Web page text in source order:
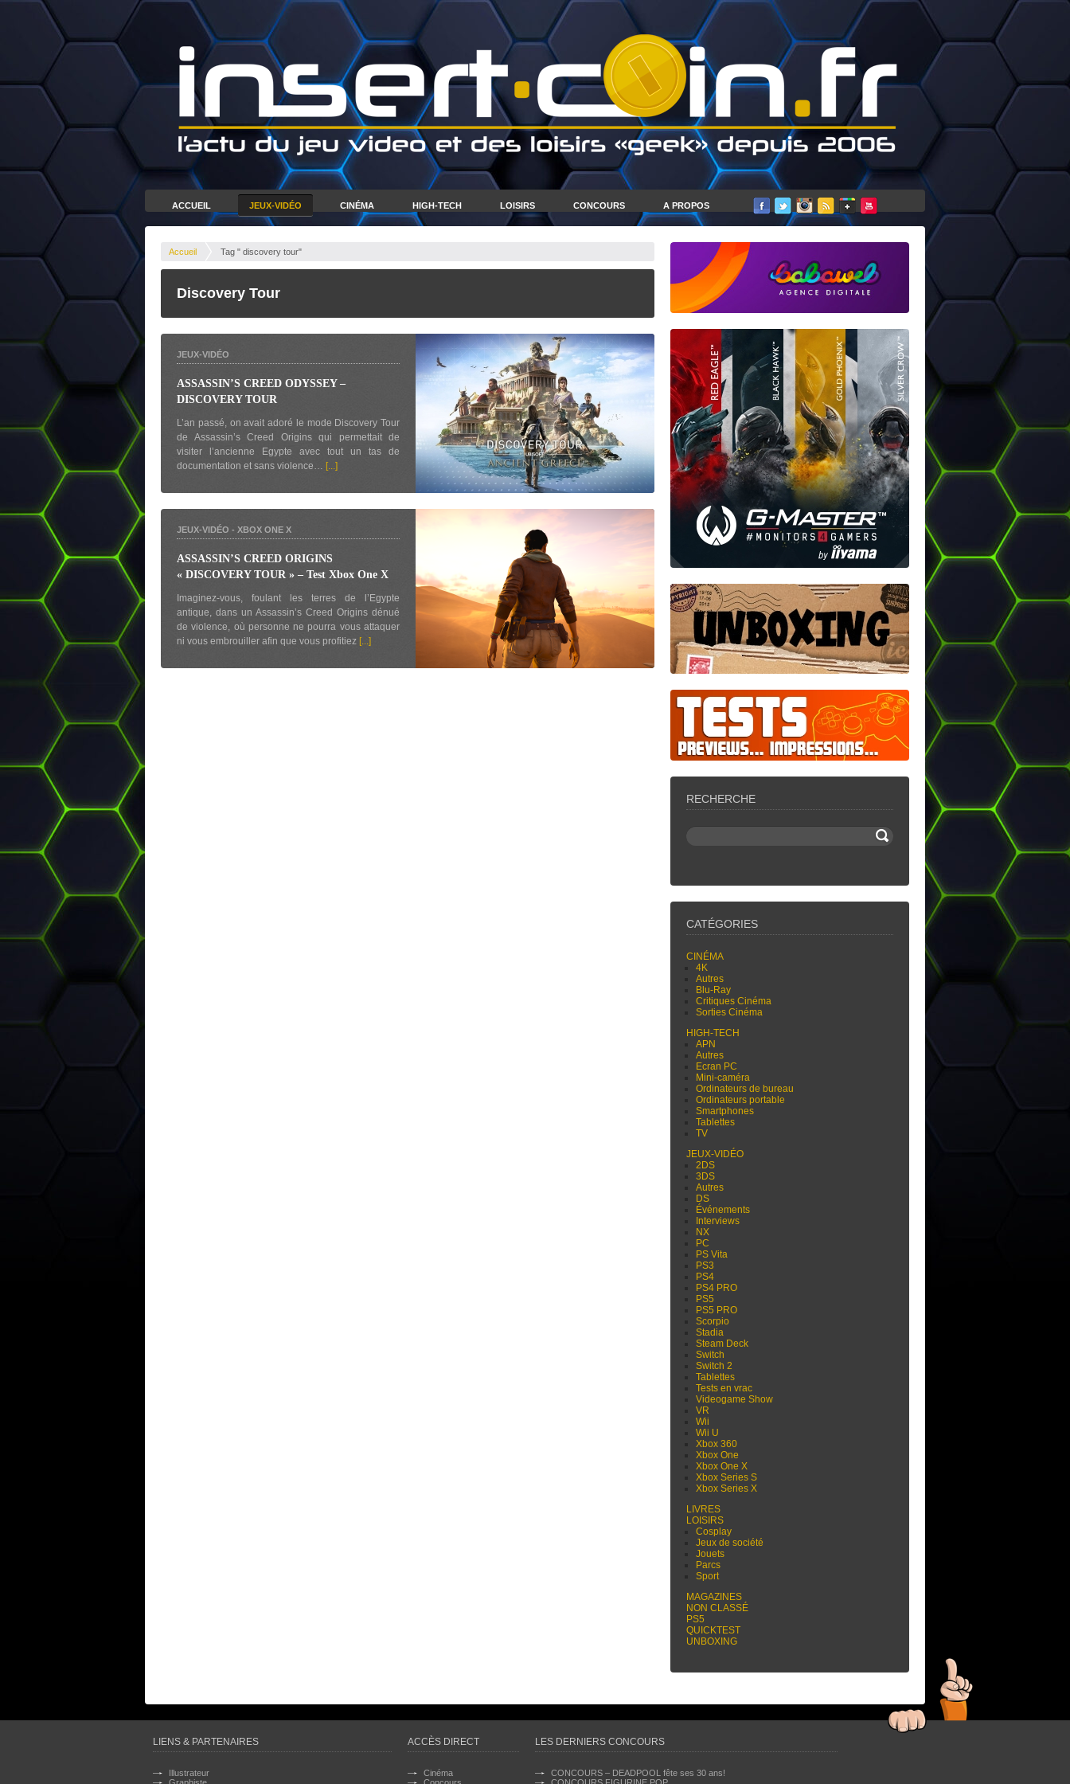
ACCUEIL JEUX-VIDÉO CINÉMA HIGH-TECH LOISIRS CONCOURS A PROPOS
Accueil Tag " discovery tour"
Discovery Tour
JEUX-VIDÉO
ASSASSIN’S CREED ODYSSEY –
DISCOVERY TOUR
L’an passé, on avait adoré le mode Discovery Tour
de Assassin’s Creed Origins qui permettait de
visiter l’ancienne Egypte avec tout un tas de
documentation et sans violence… [...]
JEUX-VIDÉO - XBOX ONE X
ASSASSIN’S CREED ORIGINS
« DISCOVERY TOUR » – Test Xbox One X
Imaginez-vous, foulant les terres de l’Egypte
antique, dans un Assassin’s Creed Origins dénué
de violence, où personne ne pourra vous attaquer
ni vous embrouiller afin que vous profitiez [...]
RECHERCHE
CATÉGORIES
CINÉMA
4K
Autres
Blu-Ray
Critiques Cinéma
Sorties Cinéma
HIGH-TECH
APN
Autres
Ecran PC
Mini-caméra
Ordinateurs de bureau
Ordinateurs portable
Smartphones
Tablettes
TV
JEUX-VIDÉO
2DS
3DS
Autres
DS
Événements
Interviews
NX
PC
PS Vita
PS3
PS4
PS4 PRO
PS5
PS5 PRO
Scorpio
Stadia
Steam Deck
Switch
Switch 2
Tablettes
Tests en vrac
Videogame Show
VR
Wii
Wii U
Xbox 360
Xbox One
Xbox One X
Xbox Series S
Xbox Series X
LIVRES
LOISIRS
Cosplay
Jeux de société
Jouets
Parcs
Sport
MAGAZINES
NON CLASSÉ
PS5
QUICKTEST
UNBOXING
LIENS & PARTENAIRES
Illustrateur
ACCÈS DIRECT
Cinéma
LES DERNIERS CONCOURS
CONCOURS – DEADPOOL fête ses 30 ans!